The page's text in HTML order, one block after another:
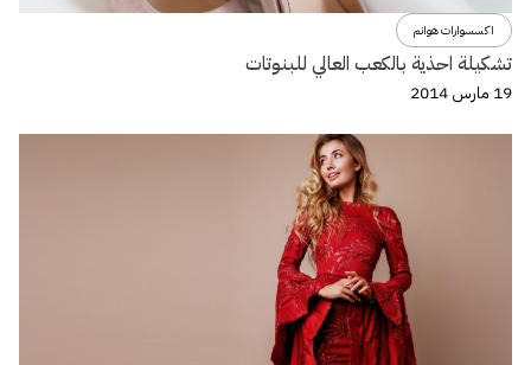
اكسسوارات هوانم
تشكيلة احذية بالكعب العالي للبنوتات
19 مارس 2014